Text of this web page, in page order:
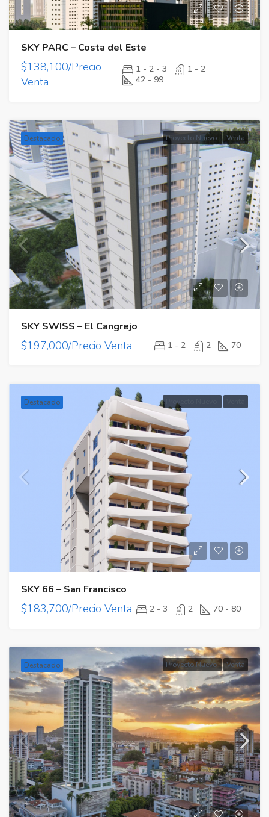
SKY PARC – Costa del Este
$138,100/Precio
Venta
1 - 2 - 3
1 - 2
42 - 99
Destacado Proyecto Nuevo Venta
SKY SWISS – El Cangrejo
$197,000/Precio Venta 1 - 2 2 70
Destacado Proyecto Nuevo
SKY 66 – San Francisco
$183,700/Precio Venta 2 - 3 2 70 - 80
Destacado Proyecto Nuevo Venta